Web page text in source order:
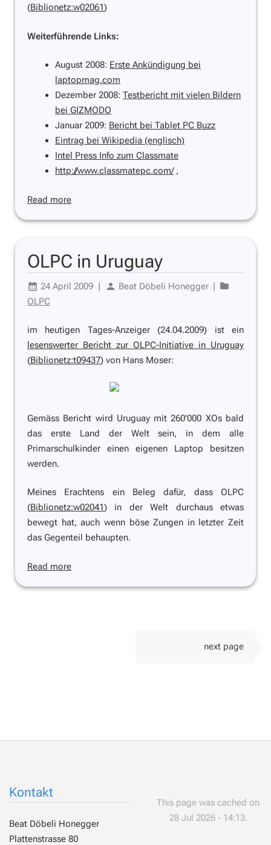
(Biblionetz:w02061)
Weiterführende Links:
August 2008: Erste Ankündigung bei
laptopmag.com
Dezember 2008:Testbericht mit vielen Bildern
bei GIZMODO
Januar 2009: Bericht bei Tablet PC Buzz
Eintrag bei Wikipedia (englisch)
Intel Press Info zum Classmate
http://www.classmatepc.com/,
Read more
OLPC in Uruguay
24 April 2009 | Beat Döbeli Honegger |
OLPC
im heutigen Tages-Anzeiger (24.04.2009) ist ein
lesenswerter Bericht zur OLPC-Initiative in Uruguay
(Biblionetz:t09437) von Hans Moser:
Gemäss Bericht wird Uruguay mit 260'000 XOs bald
das erste Land der Welt sein, in dem alle
Primarschulkinder einen eigenen Laptop besitzen
werden.
Meines Erachtens ein Beleg dafür, dass OLPC
(Biblionetz:w02041) in der Welt durchaus etwas
bewegt hat, auch wenn böse Zungen in letzter Zeit
das Gegenteil behaupten.
Read more
next page
Kontakt
Beat Döbeli Honegger
Plattenstrasse 80
This page was cached on
28 Jul 2026 - 14:13.